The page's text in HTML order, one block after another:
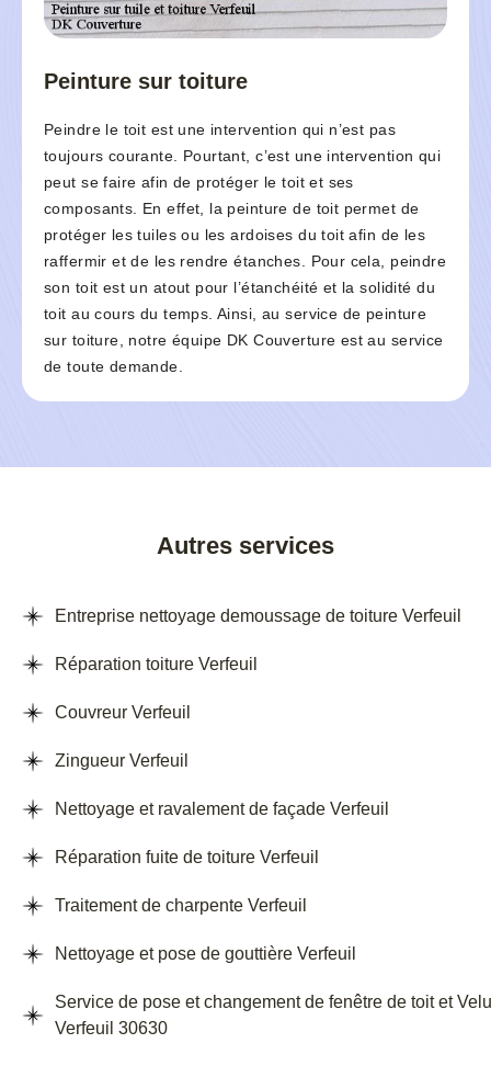
Peinture sur toiture
Peindre le toit est une intervention qui n’est pas
toujours courante. Pourtant, c’est une intervention qui
peut se faire afin de protéger le toit et ses
composants. En effet, la peinture de toit permet de
protéger les tuiles ou les ardoises du toit afin de les
raffermir et de les rendre étanches. Pour cela, peindre
son toit est un atout pour l’étanchéité et la solidité du
toit au cours du temps. Ainsi, au service de peinture
sur toiture, notre équipe DK Couverture est au service
de toute demande.
Autres services
Entreprise nettoyage demoussage de toiture Verfeuil
Réparation toiture Verfeuil
Couvreur Verfeuil
Zingueur Verfeuil
Nettoyage et ravalement de façade Verfeuil
Réparation fuite de toiture Verfeuil
Traitement de charpente Verfeuil
Nettoyage et pose de gouttière Verfeuil
Service de pose et changement de fenêtre de toit et
Verfeuil 30630